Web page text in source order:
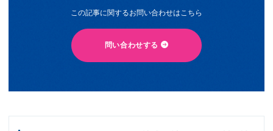
この記事に関するお問い合わせはこちら
問い合わせする